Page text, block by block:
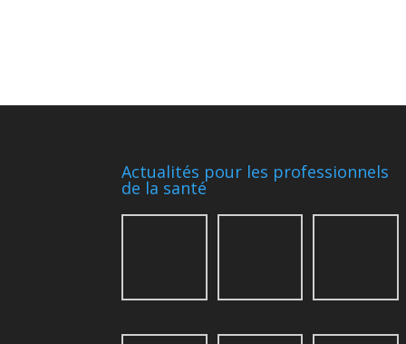
Actualités pour les professionnels
de la santé